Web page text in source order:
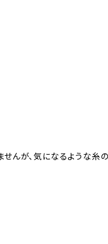
んが、気になるような糸